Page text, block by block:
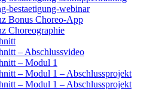
bestaetigung-webinar
Bonus Choreo-App
Choreographie
– Abschlussvideo
– Modul 1
– Modul 1 – Abschlussprojekt
– Modul 1 – Abschlussprojekt